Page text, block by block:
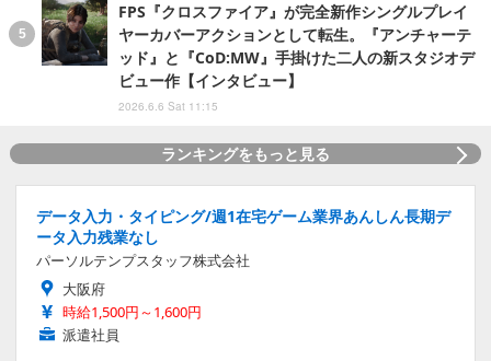
FPS『クロスファイア』が完全新作シングルプレイ
ヤーカバーアクションとして転生。『アンチャーテ
ッド』と『CoD:MW』手掛けた二人の新スタジオデ
ビュー作【インタビュー】
2026.6.6 Sat 11:15
ランキングをもっと見る
データ入力・タイピング/週1在宅ゲーム業界あんしん長期デ
ータ入力残業なし
パーソルテンプスタッフ株式会社
大阪府
時給1,500円～1,600円
派遣社員